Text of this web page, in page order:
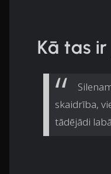
Kā tas
skaidrība,
tādējādi